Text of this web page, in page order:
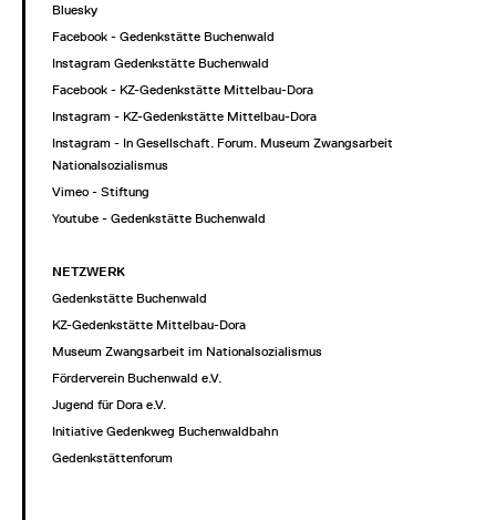
Bluesky
Facebook - Gedenkstätte Buchenwald
Instagram Gedenkstätte Buchenwald
Facebook - KZ-Gedenkstätte Mittelbau-Dora
Instagram - KZ-Gedenkstätte Mittelbau-Dora
Instagram - In Gesellschaft. Forum. Museum Zwangsarbeit im
Nationalsozialismus
Vimeo - Stiftung
Youtube - Gedenkstätte Buchenwald
NETZWERK
Gedenkstätte Buchenwald
KZ-Gedenkstätte Mittelbau-Dora
Museum Zwangsarbeit im Nationalsozialismus
Förderverein Buchenwald e.V.
Jugend für Dora e.V.
Initiative Gedenkweg Buchenwaldbahn
Gedenkstättenforum